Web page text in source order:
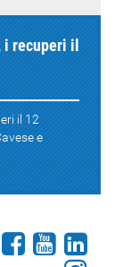
i recuperi il
il 12
e